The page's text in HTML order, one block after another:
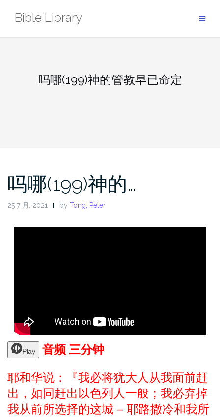
Bible Library
吗哪(199)神的管教早已命定
吗哪(199)神的…
25 7 月, 2021 by Tong, Peter
Play
音频 三分钟
耶和华说：『我必将犹大人从我面前赶
出，如同赶出以色列人一般；我必弃掉
我从前所选择的这城 – 耶路撒冷和我所